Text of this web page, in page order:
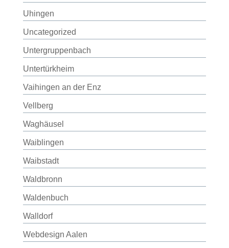
Uhingen
Uncategorized
Untergruppenbach
Untertürkheim
Vaihingen an der Enz
Vellberg
Waghäusel
Waiblingen
Waibstadt
Waldbronn
Waldenbuch
Walldorf
Webdesign Aalen